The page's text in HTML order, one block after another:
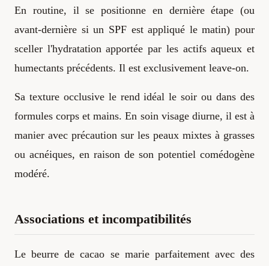
En routine, il se positionne en dernière étape (ou
avant-dernière si un SPF est appliqué le matin) pour
sceller l'hydratation apportée par les actifs aqueux et
humectants précédents. Il est exclusivement leave-on.
Sa texture occlusive le rend idéal le soir ou dans des
formules corps et mains. En soin visage diurne, il est à
manier avec précaution sur les peaux mixtes à grasses
ou acnéiques, en raison de son potentiel comédogène
modéré.
Associations et incompatibilités
Le beurre de cacao se marie parfaitement avec des